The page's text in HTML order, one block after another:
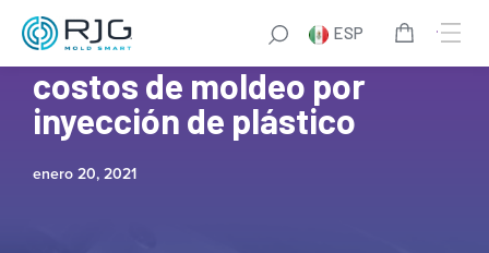
ESP
7 formas de reducir los
costos de moldeo por
inyección de plástico
enero 20, 2021